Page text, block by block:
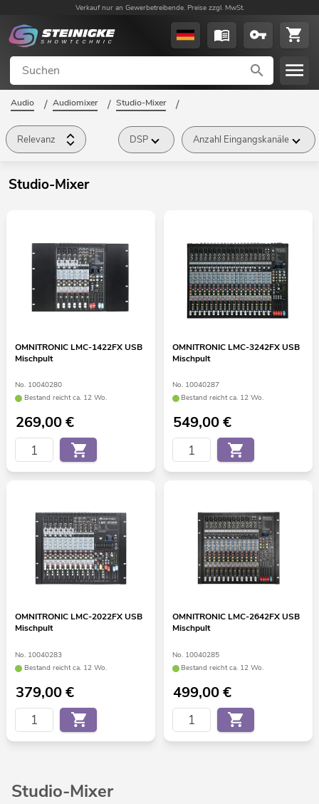
Verkauf nur an Gewerbetreibende. Preise zzgl. MwSt.
Audio / Audiomixer / Studio-Mixer /
Relevanz DSP Anzahl Eingangskanäle
Studio-Mixer
OMNITRONIC LMC-1422FX USB
Mischpult
No. 10040280
Bestand reicht ca. 12 Wo.
269,00€
OMNITRONIC LMC-3242FX USB
Mischpult
No. 10040287
Bestand reicht ca. 12 Wo.
549,00€
OMNITRONIC LMC-2022FX USB
Mischpult
No. 10040283
Bestand reicht ca. 12 Wo.
379,00€
OMNITRONIC LMC-2642FX USB
Mischpult
No. 10040285
Bestand reicht ca. 12 Wo.
499,00€
Studio-Mixer